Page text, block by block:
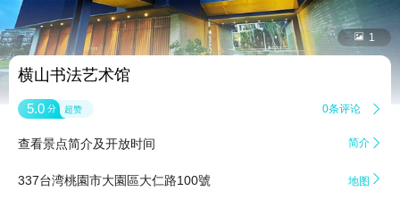
 1
横山书法艺术馆
5.0 分 超赞 0条评论 
查看景点简介及开放时间 简介 
337台湾桃園市大園區大仁路100號 地图 